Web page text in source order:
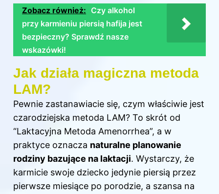
Zobacz również: Czy alkohol
przy karmieniu piersią hafija jest
bezpieczny? Sprawdź nasze
wskazówki!
Jak działa magiczna metoda
LAM?
Pewnie zastanawiacie się, czym właściwie jest
czarodziejska metoda LAM? To skrót od
“Laktacyjna Metoda Amenorrhea”, a w
praktyce oznacza naturalne planowanie
rodziny bazujące na laktacji. Wystarczy, że
karmicie swoje dziecko jedynie piersią przez
pierwsze miesiące po porodzie, a szansa na